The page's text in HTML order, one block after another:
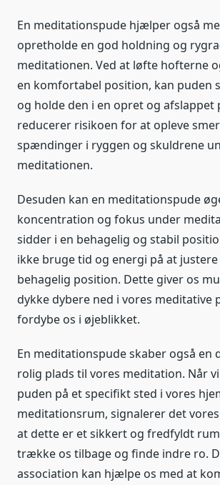
En meditationspude hjælper også
opretholde en god holdning og
meditationen. Ved at løfte hofterne
en komfortabel position, kan puden
og holde den i en opret og afslappet
reducerer risikoen for at opleve
spændinger i ryggen og skuldrene
meditationen.
Desuden kan en meditationspude
koncentration og fokus under
sidder i en behagelig og stabil
ikke bruge tid og energi på at
behagelig position. Dette giver os
dykke dybere ned i vores meditative
fordybe os i øjeblikket.
En meditationspude skaber også en
rolig plads til vores meditation. Når
puden på et specifikt sted i vores
meditationsrum, signalerer det
at dette er et sikkert og fredfyldt
trække os tilbage og finde indre ro.
association kan hjælpe os med at